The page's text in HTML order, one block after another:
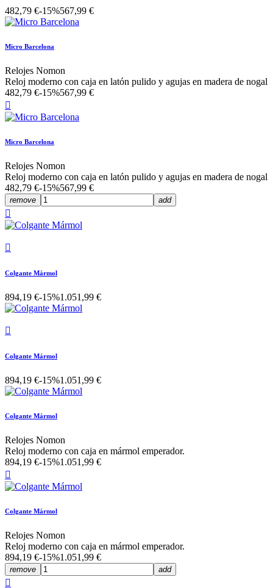
482,79 €-15%567,99 €
Micro Barcelona
Relojes Nomon
Reloj moderno con caja en latón pulido y agujas en madera de nogal
482,79 €-15%567,99 €

Micro Barcelona
Relojes Nomon
Reloj moderno con caja en latón pulido y agujas en madera de nogal
482,79 €-15%567,99 €
remove add


Colgante Mármol
894,19 €-15%1.051,99 €

Colgante Mármol
894,19 €-15%1.051,99 €
Colgante Mármol
Relojes Nomon
Reloj moderno con caja en mármol emperador.
894,19 €-15%1.051,99 €

Colgante Mármol
Relojes Nomon
Reloj moderno con caja en mármol emperador.
894,19 €-15%1.051,99 €
remove add
